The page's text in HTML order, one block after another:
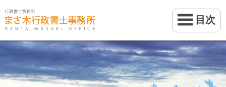
目次
ホーム
業務案内